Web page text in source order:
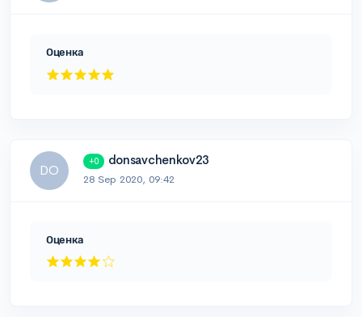
Оценка
DO
+0 donsavchenkov23
28 Sep 2020, 09:42
Оценка